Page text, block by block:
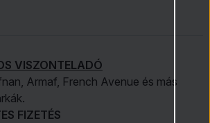
VISZONTELADÓ
Armaf, French Avenue és más
FIZETÉS